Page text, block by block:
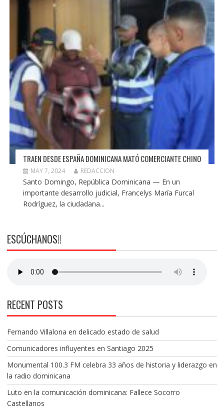
TRAEN DESDE ESPAÑA DOMINICANA MATÓ COMERCIANTE CHINO
MAY 7, 2024 REDACCION
Santo Domingo, República Dominicana — En un
importante desarrollo judicial, Francelys María Furcal
Rodríguez, la ciudadana...
ESCÚCHANOS!!
RECENT POSTS
Fernando Villalona en delicado estado de salud
Comunicadores influyentes en Santiago 2025
Monumental 100.3 FM celebra 33 años de historia y liderazgo en
la radio dominicana
Luto en la comunicación dominicana: Fallece Socorro
Castellanos